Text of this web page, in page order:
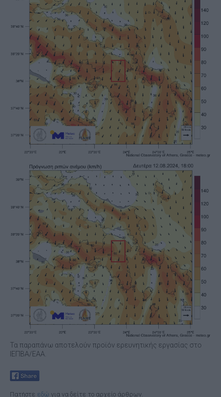
Τα παραπάνω αποτελούν προϊόν ερευνητικής εργασίας στο
ΙΕΠΒΑ/ΕΑΑ.
Πατήστε εδώ για να δείτε το αρχείο άρθρων.